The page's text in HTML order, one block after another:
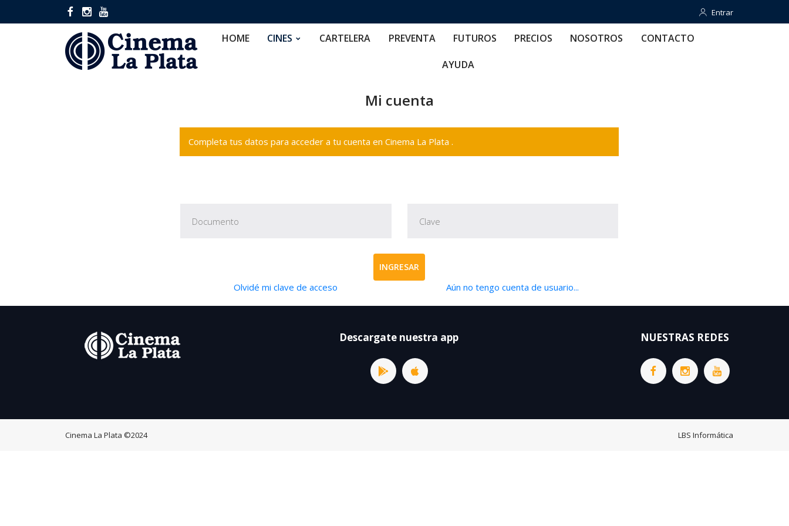
Entrar
Entrar
HOME CINES CARTELERA PREVENTA FUTUROS PRECIOS NOSOTROS CONTACTO
AYUDA
Mi cuenta
Completa tus datos para acceder a tu cuenta en Cinema La Plata .
INGRESAR
Olvidé mi clave de acceso Aún no tengo cuenta de usuario...
Descargate nuestra app NUESTRAS REDES
Cinema La Plata ©2024 LBS Informática